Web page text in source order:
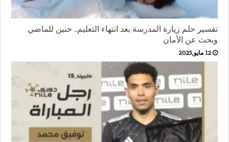
تفسير حلم زيارة المدرسة بعد انتهاء التعليم.. حنين للماضي
وبحث عن الأمان
12 مايو,2025